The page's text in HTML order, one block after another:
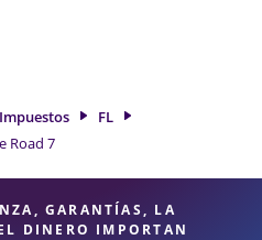
de impuestos en Boca
Hewitt en 22100 S State
Con nuestros expertos
al detalle y diversidad
FL
Road 7
GARANTÍAS, LA
DINERO IMPORTAN